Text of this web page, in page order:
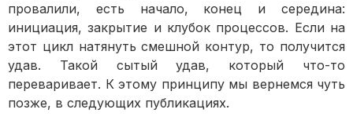
провалили, есть начало, конец и середина:
инициация, закрытие и клубок процессов. Если на
этот цикл натянуть смешной контур, то получится
удав. Такой сытый удав, который что-то
переваривает. К этому принципу мы вернемся чуть
позже, в следующих публикациях.